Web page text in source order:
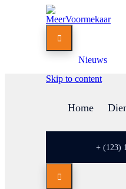

Nieuws
Skip to content
Home
+ (123)
